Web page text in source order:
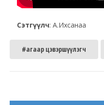
Сэтгүүлч: А.Ихсанаа
#агаар цэвэршүүлэгч